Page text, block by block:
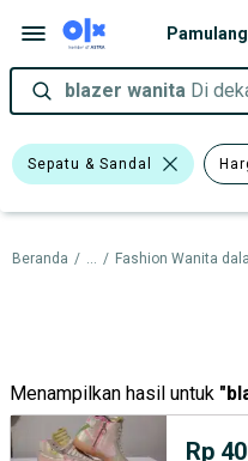
blazer wanita Di
Sepatu & Sandal
Tipe
Beranda / ... / Fashion Wanita
Menampilkan hasil untuk "
Rp